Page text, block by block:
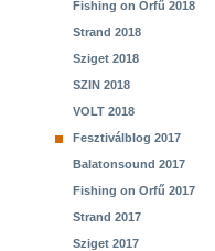
Fishing on Orfű 2018
Strand 2018
Sziget 2018
SZIN 2018
VOLT 2018
Fesztiválblog 2017
Balatonsound 2017
Fishing on Orfű 2017
Strand 2017
Sziget 2017